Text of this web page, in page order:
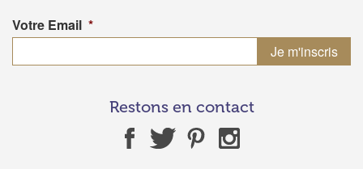
Votre Email *
Restons en contact